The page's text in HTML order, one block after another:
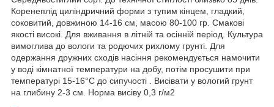
Коренеплід циліндричний форми з тупим кінцем, гладкий,
соковитий, довжиною 14-16 см, масою 80-100 гр. Смакові
якості високі. Для вживання в літній та осінній період. Культура
вимоглива до вологи та родючих рихлому грунті. Для
одержання дружних сходів насіння рекомендується намочити
у воді кімнатної температури на добу, потім просушити при
температурі 15-16°С до сипучості . Висівати у вологий грунт
на глибину 2-3 см. Норма висіву 0,3 г/м2